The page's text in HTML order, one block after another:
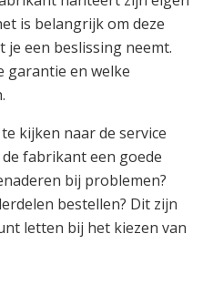
is belangrijk om deze
een beslissing neemt.
garantie en welke
kijken naar de service
fabrikant een goede
bij problemen?
bestellen? Dit zijn
letten bij het kiezen van